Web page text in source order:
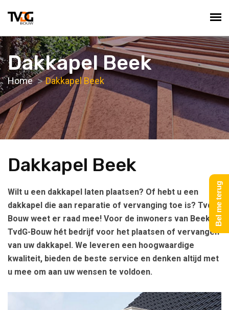
Dakkapel Beek
Home Dakkapel Beek
Dakkapel Beek
Wilt u een dakkapel laten plaatsen? Of hebt u een
dakkapel die aan reparatie of vervanging toe is? TvdG-
Bouw weet er raad mee! Voor de inwoners van Beek is
TvdG-Bouw hét bedrijf voor het plaatsen of vervangen
van uw dakkapel. We leveren een hoogwaardige
kwaliteit, bieden de beste service en denken altijd met
u mee om aan uw wensen te voldoen.
Bel me terug